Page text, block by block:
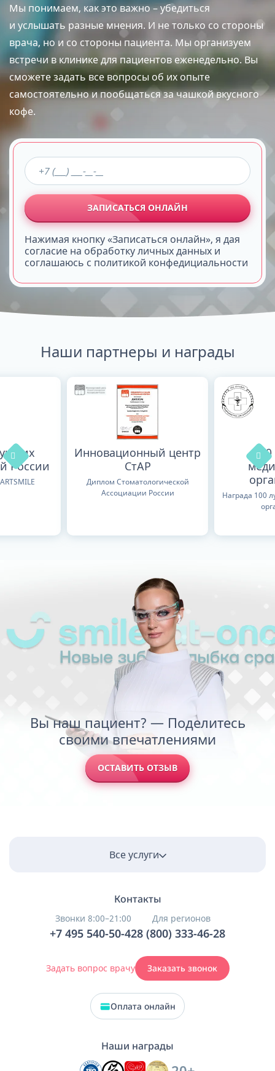
Мы понимаем, как это важно – убедиться
и услышать разные мнения. И не только со стороны
врача, но и со стороны пациента. Мы организуем
встречи в клинике для пациентов еженедельно. Вы
сможете задать все вопросы об их опыте
самостоятельно и пообщаться за чашкой вкусного
кофе.
ЗАПИСАТЬСЯ ОНЛАЙН
Нажимая кнопку «Записаться онлайн», я дая
согласие на обработку личных данных и
соглашаюсь с политикой конфедициальности
Наши партнеры и награды
России
Инновационный центр
СтАР
Диплом Стоматологической
Ассоциации России
Награда 100
Вы наш пациент? — Поделитесь
своими впечатлениями
ОСТАВИТЬ ОТЗЫВ
Все услуги
Контакты
Звонки 8:00–21:00
+7 495 540-50-42
Для регионов
8 (800) 333-46-28
Задать вопрос врачу Заказать звонок
Оплата онлайн
Наши награды